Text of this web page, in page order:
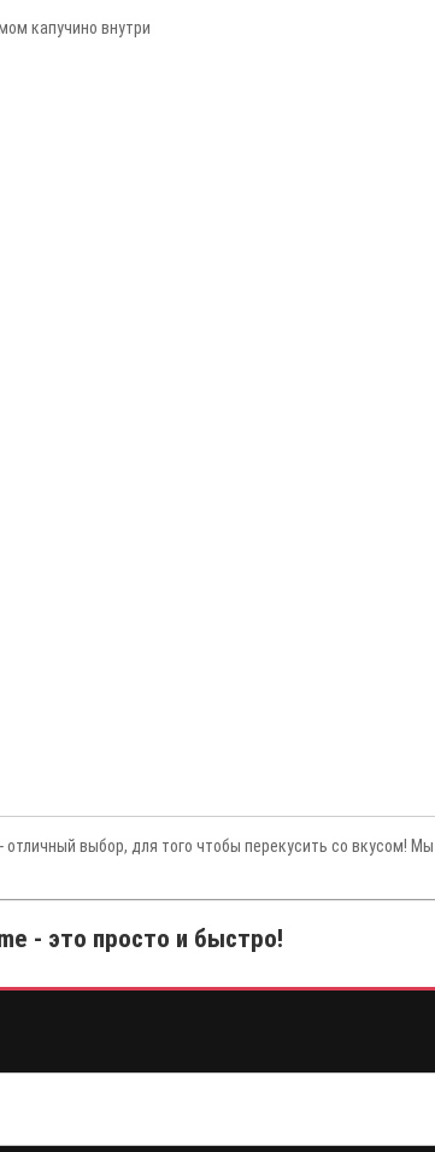
капучино внутри
- отличный выбор, для того чтобы перекусить со вкусом!
- это просто и быстро!